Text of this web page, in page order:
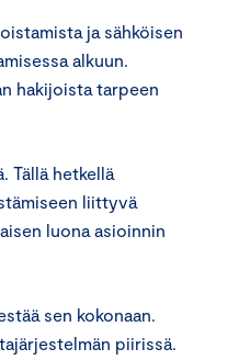
ja sähköisen
alkuun.
hakijoista tarpeen
Tällä hetkellä
liittyvä
luona asioinnin
sen kokonaan.
piirissä.